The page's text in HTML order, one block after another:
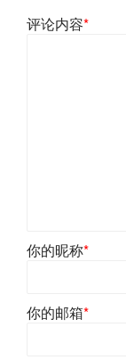
评论内容*
你的昵称*
你的邮箱*